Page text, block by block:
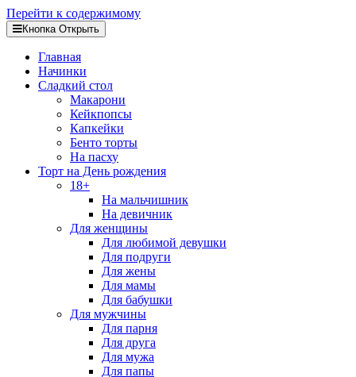
Перейти к содержимому
Кнопка Открыть
Главная
Начинки
Сладкий стол
Макарони
Кейкпопсы
Капкейки
Бенто торты
На пасху
Торт на День рождения
18+
На мальчишник
На девичник
Для женщины
Для любимой девушки
Для подруги
Для жены
Для мамы
Для бабушки
Для мужчины
Для парня
Для друга
Для мужа
Для папы